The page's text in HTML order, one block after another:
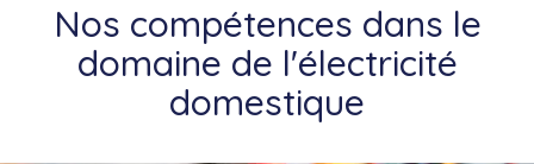
Nos compétences dans le
domaine de l'électricité
domestique